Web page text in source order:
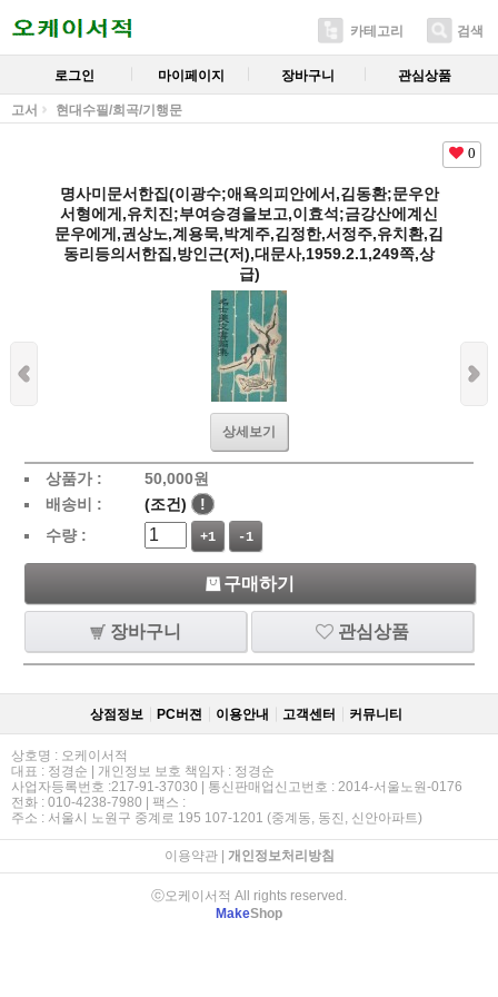
카테고리 검색
로그인 마이페이지 장바구니 관심상품
고서 현대수필/희곡/기행문
0
명사미문서한집(이광수;애욕의피안에서,김동환;문우안
서형에게,유치진;부여승경을보고,이효석;금강산에계신
문우에게,권상노,계용묵,박계주,김정한,서정주,유치환,김
동리등의서한집,방인근(저),대문사,1959.2.1,249쪽,상
급)
상세보기
상품가 : 50,000원
배송비 :
(조건)
!
수량 :
+1 -1
구매하기
장바구니 관심상품
상점정보 PC버젼 이용안내 고객센터 커뮤니티
상호명 : 오케이서적
대표 : 정경순 | 개인정보 보호 책임자 : 정경순
사업자등록번호 :217-91-37030 | 통신판매업신고번호 : 2014-서울노원-0176
전화 : 010-4238-7980 | 팩스 :
주소 : 서울시 노원구 중계로 195 107-1201 (중계동, 동진, 신안아파트)
이용약관| 개인정보처리방침
ⓒ오케이서적 All rights reserved.
MakeShop